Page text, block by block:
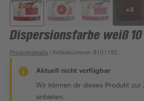
+3
Dispersionsfarbe weiß
Produktdetails | Artikelnummer: 8101182
Aktuell nicht verfügbar
Wir können dir dieses Produkt zur
anbieten.